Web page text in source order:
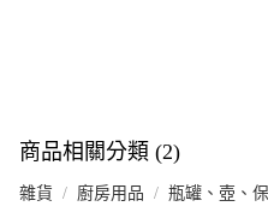
商品相關分類 (2)
雜貨 廚房用品 瓶罐、壺、